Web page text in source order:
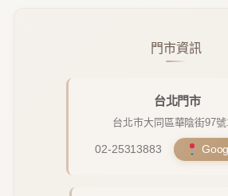
門市資訊
台北門市
台北市大同區華陰街97
02-25313883